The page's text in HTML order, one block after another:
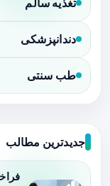
دندانپزشکی
طب سنتی
جدیدترین مطالب